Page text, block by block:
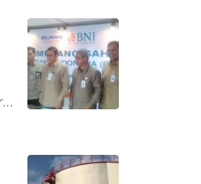
Pada Rabu, 7 Februari 2018, Saham BBNI ditutup melonjak 5,23 persen ke level Rp 9.550 per saham